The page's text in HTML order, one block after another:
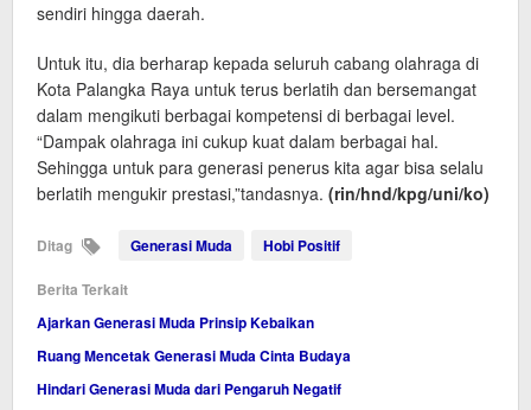
sendiri hingga daerah.
Untuk itu, dia berharap kepada seluruh cabang olahraga di
Kota Palangka Raya untuk terus berlatih dan bersemangat
dalam mengikuti berbagai kompetensi di berbagai level.
“Dampak olahraga ini cukup kuat dalam berbagai hal.
Sehingga untuk para generasi penerus kita agar bisa selalu
berlatih mengukir prestasi,”tandasnya. (rin/hnd/kpg/uni/ko)
Ditag Generasi Muda Hobi Positif
Berita Terkait
Ajarkan Generasi Muda Prinsip Kebaikan
Ruang Mencetak Generasi Muda Cinta Budaya
Hindari Generasi Muda dari Pengaruh Negatif